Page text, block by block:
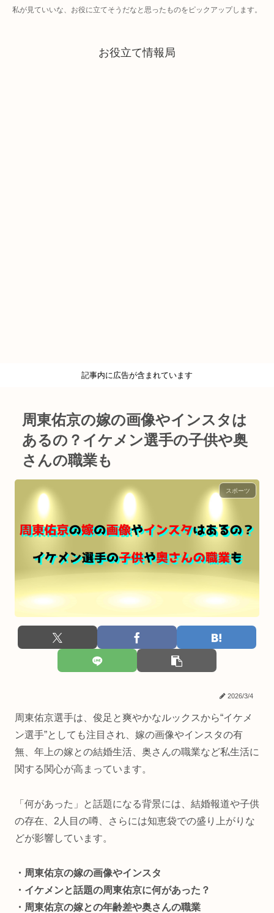
私が見ていいな、お役に立てそうだなと思ったものをピックアップします。
お役立て情報局
記事内に広告が含まれています
周東佑京の嫁の画像やインスタは
あるの？イケメン選手の子供や奥
さんの職業も
スポーツ
2026/3/4
周東佑京選手は、俊足と爽やかなルックスから“イケメ
ン選手”としても注目され、嫁の画像やインスタの有
無、年上の嫁との結婚生活、奥さんの職業など私生活に
関する関心が高まっています。
「何があった」と話題になる背景には、結婚報道や子供
の存在、2人目の噂、さらには知恵袋での盛り上がりな
どが影響しています。
・周東佑京の嫁の画像やインスタ
・イケメンと話題の周東佑京に何があった？
・周東佑京の嫁との年齢差や奥さんの職業